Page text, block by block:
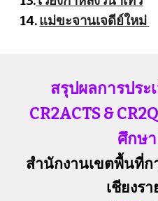
14.แม่ขะจานเจดีย์ใหม่
สรุปผลการปร
CR2ACTS &
ศึกษ
สำนักงานเขตพื้นที่
เชียงร